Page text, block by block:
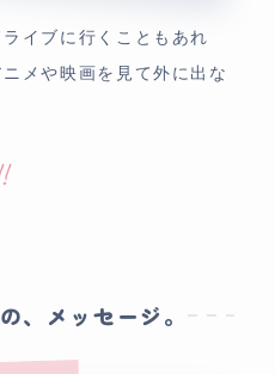
イブに行くこともあれ
メや映画を見て外に出な
、メッセージ。